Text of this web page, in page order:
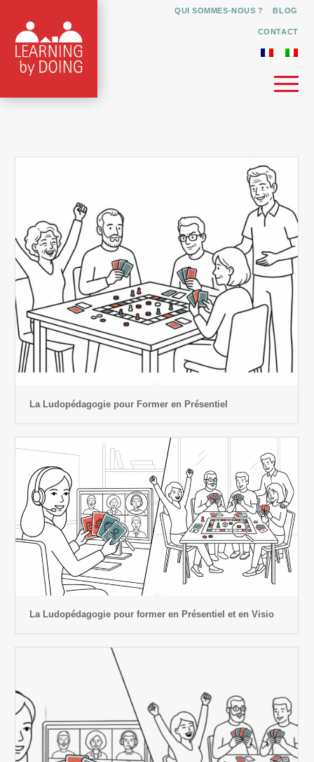
QUI SOMMES-NOUS ? BLOG
CONTACT
La Ludopédagogie pour Former en Présentiel
La Ludopédagogie pour former en Présentiel et en Visio